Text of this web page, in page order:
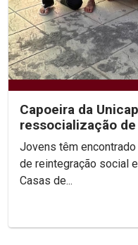
Capoeira da
ressocialização
Jovens têm
de reintegração social
Casas de...